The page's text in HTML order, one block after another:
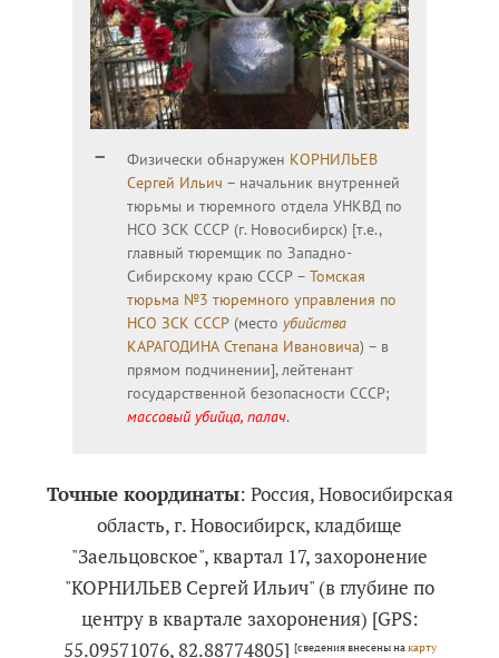
Физически обнаружен КОРНИЛЬЕВ
Сергей Ильич – начальник внутренней
тюрьмы и тюремного отдела УНКВД по
НСО ЗСК СССР (г. Новосибирск) [т.е.,
главный тюремщик по Западно-
Сибирскому краю СССР – Томская
тюрьма №3 тюремного управления по
НСО ЗСК СССР (место убийства
КАРАГОДИНА Степана Ивановича) – в
прямом подчинении], лейтенант
государственной безопасности СССР;
массовый убийца, палач.
Точные координаты: Россия, Новосибирская
область, г. Новосибирск, кладбище
"Заельцовское", квартал 17, захоронение
"КОРНИЛЬЕВ Сергей Ильич" (в глубине по
центру в квартале захоронения) [GPS:
55.09571076, 82.88774805] [сведения внесены накарту